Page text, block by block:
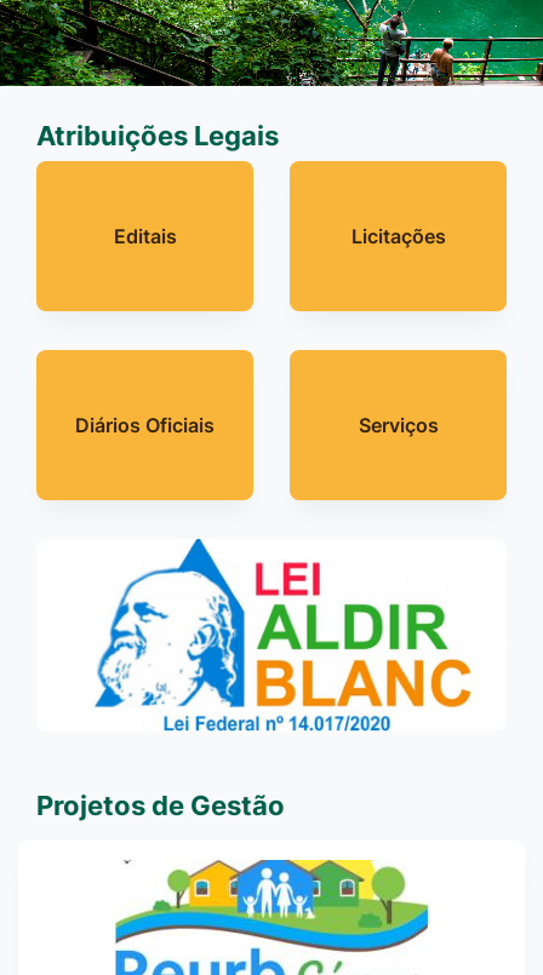
Atribuições Legais
Editais Licitações
Diários Oficiais Serviços
Projetos de Gestão